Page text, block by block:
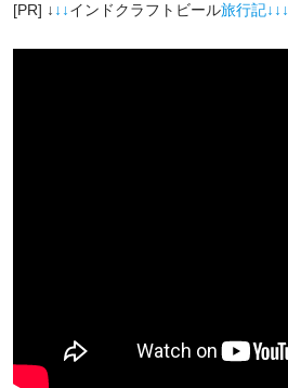
[PR] ↓ ↓↓インドクラフトビール旅行記↓↓↓